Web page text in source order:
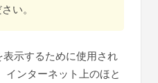
い。
示するために使用され
インターネット上のほと